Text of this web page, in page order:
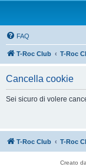
FAQ
T-Roc Club T-Roc
Cancella cookie
Sei sicuro di volere
T-Roc Club T-Roc
Creato da